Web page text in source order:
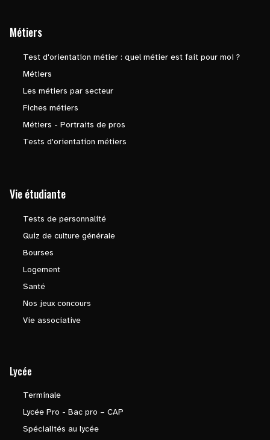
Métiers
Test d'orientation métier : quel métier est fait pour moi ?
Métiers
Les métiers par secteur
Fiches métiers
Métiers - Portraits de pros
Tests d'orientation métiers
Vie étudiante
Tests de personnalité
Quiz de culture générale
Bourses
Logement
Santé
Nos jeux concours
Vie associative
Lycée
Terminale
Lycée Pro - Bac pro – CAP
Spécialités au lycée